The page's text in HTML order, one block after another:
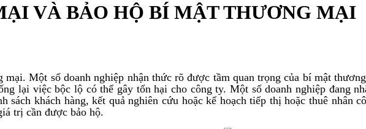
VÀ BẢO HỘ BÍ MẬT THƯƠNG MẠI
Một số doanh nghiệp nhận thức rõ được tầm quan trọng của bí mật
lại việc bộc lộ có thể gây tổn hại cho công ty. Một số doanh nghiệp đang
sách khách hàng, kết quả nghiên cứu hoặc kế hoạch tiếp thị hoặc thuê nhân
trị cần được bảo hộ.